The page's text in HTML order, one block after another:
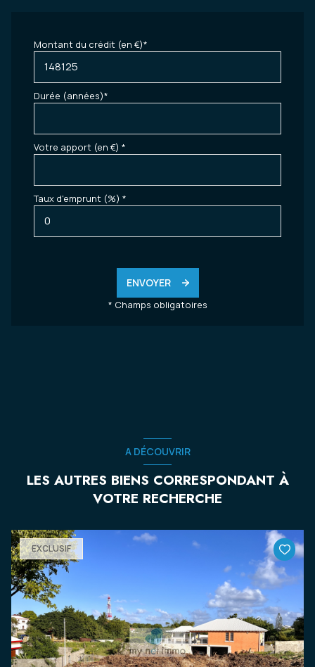
Montant du crédit (en €)*
Durée (années)*
Votre apport (en €) *
Taux d'emprunt (%) *
ENVOYER
* Champs obligatoires
A DÉCOUVRIR
LES AUTRES BIENS CORRESPONDANT À
VOTRE RECHERCHE
EXCLUSIF